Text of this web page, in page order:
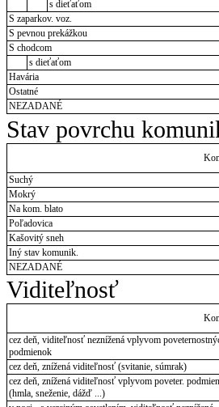
s dieťaťom
S zaparkov. voz.
S pevnou prekážkou
S chodcom
s dieťaťom
Havária
Ostatné
NEZADANÉ
Stav povrchu
Suchý
Mokrý
Na kom. blato
Poľadovica
Kašovitý sneh
Iný stav komunik.
NEZADANÉ
Viditeľnosť
cez deň, viditeľnosť neznížená vplyvom
podmienok
cez deň, znížená viditeľnosť (svitanie, súmrak)
cez deň, znížená viditeľnosť vplyvom poveter.
(hmla, sneženie, dážď ...)